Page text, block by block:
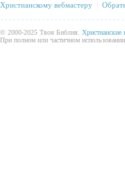
Христианскому вебмастеру
© 2000-2025 Твоя Библия. Христианские
При полном или частичном